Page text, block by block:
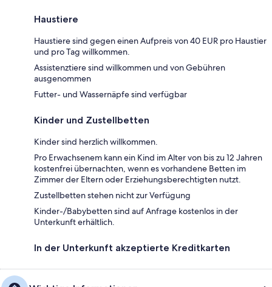
Haustiere
Haustiere sind gegen einen Aufpreis von 40 EUR pro Haustier
und pro Tag willkommen.
Assistenztiere sind willkommen und von Gebühren
ausgenommen
Futter- und Wassernäpfe sind verfügbar
Kinder und Zustellbetten
Kinder sind herzlich willkommen.
Pro Erwachsenem kann ein Kind im Alter von bis zu 12 Jahren
kostenfrei übernachten, wenn es vorhandene Betten im
Zimmer der Eltern oder Erziehungsberechtigten nutzt.
Zustellbetten stehen nicht zur Verfügung
Kinder-/Babybetten sind auf Anfrage kostenlos in der
Unterkunft erhältlich.
In der Unterkunft akzeptierte Kreditkarten